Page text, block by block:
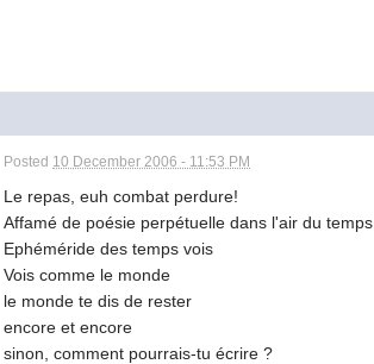
Posted 10 December 2006 - 11:53 PM
Le repas, euh combat perdure!
Affamé de poésie perpétuelle dans l'air du temps.
Ephéméride des temps vois
Vois comme le monde
le monde te dis de rester
encore et encore
sinon, comment pourrais-tu écrire ?